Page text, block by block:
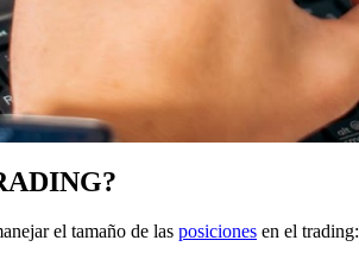
el tamaño de las posiciones en el trading: